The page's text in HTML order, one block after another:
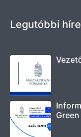
Legutóbbi